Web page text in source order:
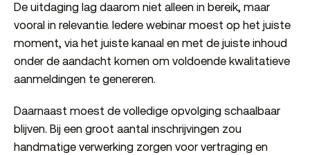
De uitdaging lag daarom niet alleen in bereik, maar
vooral in relevantie. Iedere webinar moest op het juiste
moment, via het juiste kanaal en met de juiste inhoud
onder de aandacht komen om voldoende kwalitatieve
aanmeldingen te genereren.
Daarnaast moest de volledige opvolging schaalbaar
blijven. Bij een groot aantal inschrijvingen zou
handmatige verwerking zorgen voor vertraging en